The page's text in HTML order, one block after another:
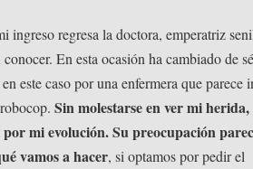
ingreso regresa la doctora, emperatriz
En esta ocasión ha cambiado de
este caso por una enfermera que parece
Sin molestarse en ver mi herida,
por mi evolución. Su preocupación
vamos a hacer, si optamos por pedir el